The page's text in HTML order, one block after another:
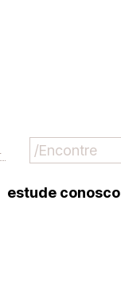
estude conosco